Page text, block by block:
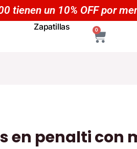
$5000 tienen un 20% OFF
Zapatillas 0
CART
en penalti con